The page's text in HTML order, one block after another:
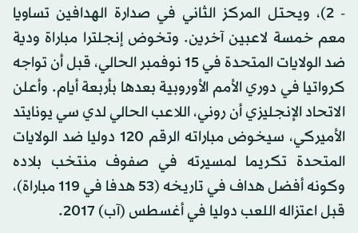
- 2)، ويحتل المركز الثاني في صدارة الهدافين تساويا
معم خمسة لاعبين آخرين. وتخوض إنجلترا مباراة ودية
ضد الولايات المتحدة في 15 نوفمبر الحالي، قبل أن تواجه
كرواتيا في دوري الأمم الأوروبية بعدها بأربعة أيام. وأعلن
الاتحاد الإنجليزي أن روني، اللاعب الحالي لدي سي يونايتد
الأميركي، سيخوض مباراته الرقم 120 دوليا ضد الولايات
المتحدة تكريما لمسيرته في صفوف منتخب بلاده
وكونه أفضل هداف في تاريخه (53 هدفا في 119 مباراة)،
قبل اعتزاله اللعب دوليا في أغسطس (آب) 2017.